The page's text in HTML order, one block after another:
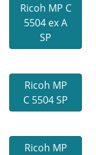
Ricoh MP C
5504 ex A
SP
Ricoh MP
C 5504 SP
Ricoh MP